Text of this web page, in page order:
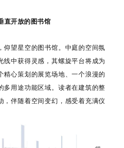
直开放的图书馆
仰望星空的图书馆。中庭的空间氛
线中获得灵感，其螺旋平台将成为
精心策划的展览场地、一个浪漫的
多用途功能区域。读者在建筑的整
，伴随着空间变幻，感受着充满仪